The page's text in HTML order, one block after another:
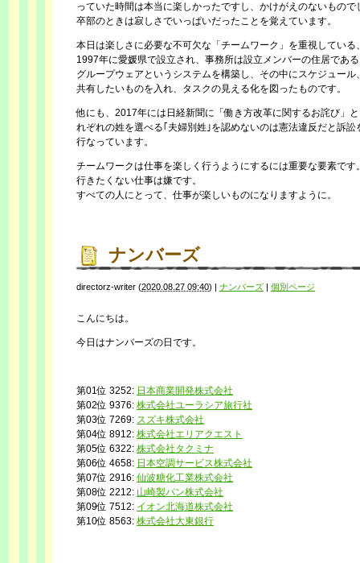
っていた時間は本当に楽しかったですし、かけがえのないもので
卒部のときは寂しさでいっぱいだったことを覚えています。
本日は楽しさに必要な不可欠な「チームワーク」を重視している
1997年に愛媛県で設立され、事務所は設立メンバーの住居であ
グループウェアというシステムを構築し、その中にスケジュー
共有したいものを入れ、タスクの見える化を図ったものです。
他にも、2017年には日経新聞に「働き方改革に関するお詫び」
れぞれの姓を選べる｢夫婦別姓｣を認めないのは憲法違反だと訴
行なっています。
チームワークは仕事を楽しく行うようにするには重要な要素です
行きたくない仕事は嫌です。
すべての人にとって、仕事が楽しいものになりますように。
ナンバーズ
directorz-writer (2020.08.27 09:40) | ナンバーズ | 個別ページ
こんにちは。
今日はナンバーズの日です。
第01位 3252: 日本商業開発株式会社
第02位 9376: 株式会社ユーラシア旅行社
第03位 7269: スズキ株式会社
第04位 8912: 株式会社エリアクエスト
第05位 6322: 株式会社タクミナ
第06位 4658: 日本空調サービス株式会社
第07位 2916: 仙波糖化工業株式会社
第08位 2212: 山崎製パン株式会社
第09位 7512: イオン北海道株式会社
第10位 8563: 株式会社大東銀行